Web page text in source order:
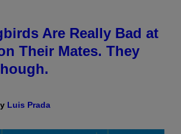
Are Really Bad at
Their Mates. They
Luis Prada